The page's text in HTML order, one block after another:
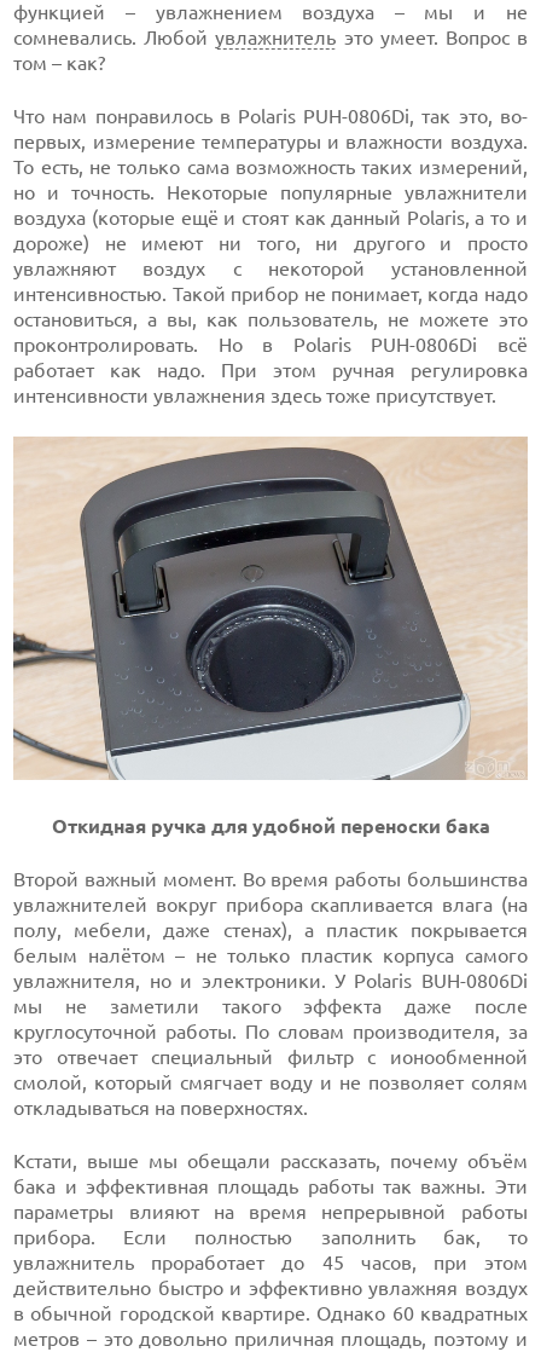
функцией – увлажнением воздуха – мы и не
сомневались. Любойувлажнитель это умеет. Вопрос в
том – как?
Что нам понравилось в Polaris PUH-0806Di, так это, во-
первых, измерение температуры и влажности воздуха.
То есть, не только сама возможность таких измерений,
но и точность. Некоторые популярные увлажнители
воздуха (которые ещё и стоят как данный Polaris, а то и
дороже) не имеют ни того, ни другого и просто
увлажняют воздух с некоторой установленной
интенсивностью. Такой прибор не понимает, когда надо
остановиться, а вы, как пользователь, не можете это
проконтролировать. Но в Polaris PUH-0806Di всё
работает как надо. При этом ручная регулировка
интенсивности увлажнения здесь тоже присутствует.
Откидная ручка для удобной переноски бака
Второй важный момент. Во время работы большинства
увлажнителей вокруг прибора скапливается влага (на
полу, мебели, даже стенах), а пластик покрывается
белым налётом – не только пластик корпуса самого
увлажнителя, но и электроники. У Polaris BUH-0806Di
мы не заметили такого эффекта даже после
круглосуточной работы. По словам производителя, за
это отвечает специальный фильтр с ионообменной
смолой, который смягчает воду и не позволяет солям
откладываться на поверхностях.
Кстати, выше мы обещали рассказать, почему объём
бака и эффективная площадь работы так важны. Эти
параметры влияют на время непрерывной работы
прибора. Если полностью заполнить бак, то
увлажнитель проработает до 45 часов, при этом
действительно быстро и эффективно увлажняя воздух
в обычной городской квартире. Однако 60 квадратных
метров – это довольно приличная площадь, поэтому и